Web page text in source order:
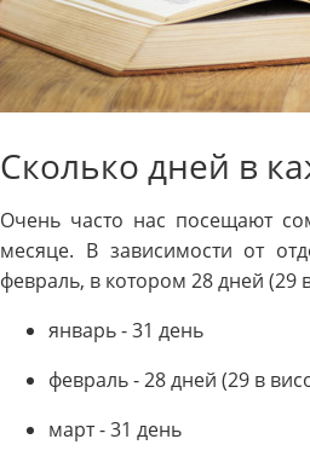
Сколько дней в
Очень часто нас посещают
месяце. В зависимости от
февраль, в котором 28 дней (29
январь - 31 день
февраль - 28 дней (29 в
март - 31 день